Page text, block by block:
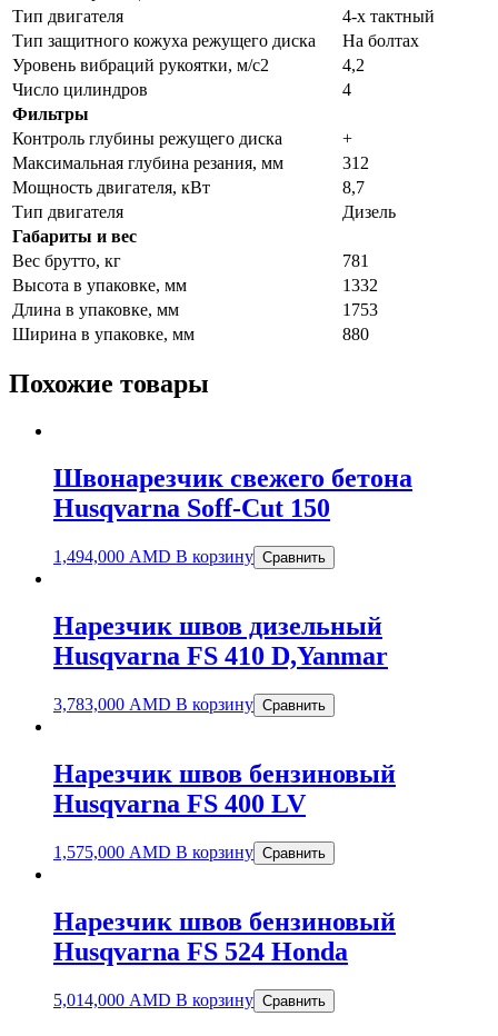
Тип двигателя
4-х тактный
Тип защитного кожуха режущего диска
На болтах
Уровень вибраций рукоятки, м/с2
4,2
Число цилиндров
4
Фильтры
Контроль глубины режущего диска
+
Максимальная глубина резания, мм
312
Мощность двигателя, кВт
8,7
Тип двигателя
Дизель
Габариты и вес
Вес брутто, кг
781
Высота в упаковке, мм
1332
Длина в упаковке, мм
1753
Ширина в упаковке, мм
880
Похожие товары
Швонарезчик свежего бетона
Husqvarna Soff-Cut 150
1,494,000 AMD В корзину Сравнить
Нарезчик швов дизельный
Husqvarna FS 410 D,Yanmar
3,783,000 AMD В корзину Сравнить
Нарезчик швов бензиновый
Husqvarna FS 400 LV
1,575,000 AMD В корзину Сравнить
Нарезчик швов бензиновый
Husqvarna FS 524 Honda
5,014,000 AMD В корзину Сравнить